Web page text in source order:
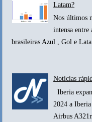
Latam?
Nos últimos
intensa entre
brasileiras Azul , Gol e
Notícias
Iberia
2024 a
Airbus